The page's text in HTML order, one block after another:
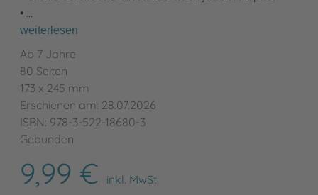
• …
weiterlesen
Ab 7 Jahre
80 Seiten
173 x 245 mm
Erschienen am: 28.07.2026
ISBN: 978-3-522-18680-3
Gebunden
9,99 €
inkl. MwSt